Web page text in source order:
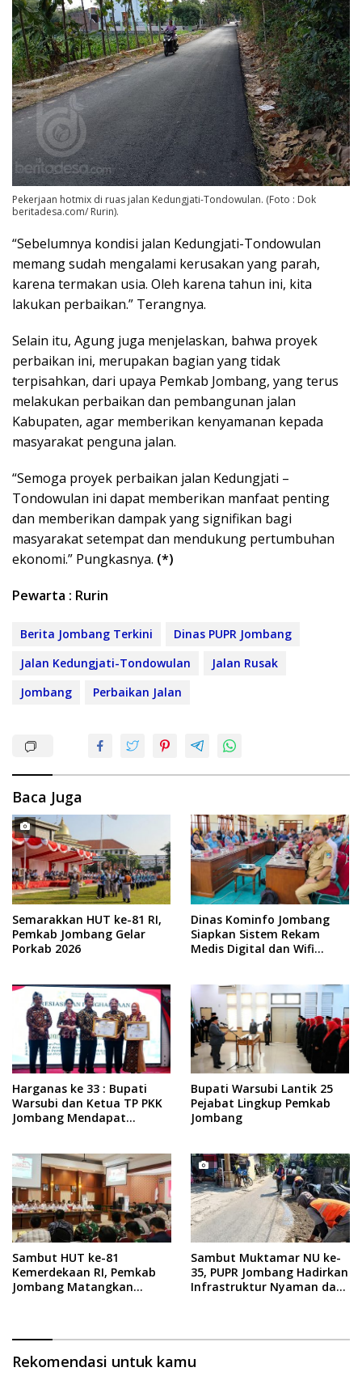
Pekerjaan hotmix di ruas jalan Kedungjati-Tondowulan. (Foto : Dok
beritadesa.com/ Rurin).
“Sebelumnya kondisi jalan Kedungjati-Tondowulan
memang sudah mengalami kerusakan yang parah,
karena termakan usia. Oleh karena tahun ini, kita
lakukan perbaikan.” Terangnya.
Selain itu, Agung juga menjelaskan, bahwa proyek
perbaikan ini, merupakan bagian yang tidak
terpisahkan, dari upaya Pemkab Jombang, yang terus
melakukan perbaikan dan pembangunan jalan
Kabupaten, agar memberikan kenyamanan kepada
masyarakat penguna jalan.
“Semoga proyek perbaikan jalan Kedungjati –
Tondowulan ini dapat memberikan manfaat penting
dan memberikan dampak yang signifikan bagi
masyarakat setempat dan mendukung pertumbuhan
ekonomi.” Pungkasnya. (*)
Pewarta : Rurin
Berita Jombang Terkini
Dinas PUPR Jombang
Jalan Kedungjati-Tondowulan
Jalan Rusak
Jombang
Perbaikan Jalan
Baca Juga
Semarakkan HUT ke-81 RI,
Pemkab Jombang Gelar
Porkab 2026
Dinas Kominfo Jombang
Siapkan Sistem Rekam
Medis Digital dan Wifi
Harganas ke 33 : Bupati
Warsubi dan Ketua TP PKK
Jombang Mendapat
Bupati Warsubi Lantik 25
Pejabat Lingkup Pemkab
Jombang
Sambut HUT ke-81
Kemerdekaan RI, Pemkab
Jombang Matangkan
Sambut Muktamar NU ke-
35, PUPR Jombang Hadirkan
Infrastruktur Nyaman dan
Rekomendasi untuk kamu